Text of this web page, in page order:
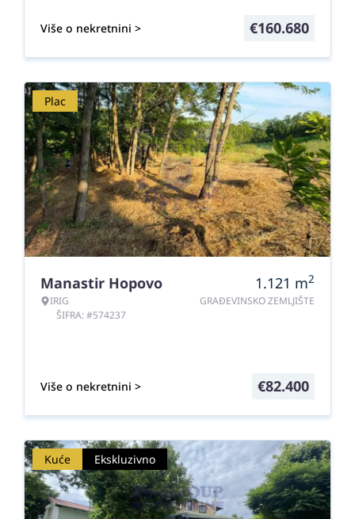
Više o nekretnini > €160.680
Plac
Manastir Hopovo
IRIG
ŠIFRA: #574237
1.121 m2
GRAĐEVINSKO ZEMLJIŠTE
Više o nekretnini > €82.400
Kuće Ekskluzivno